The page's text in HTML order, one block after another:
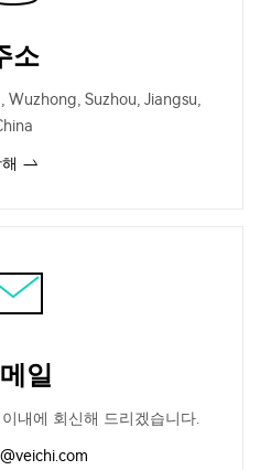
소
Wuzhong, Suzhou, Jiangsu,
일
내에 회신해 드리겠습니다.